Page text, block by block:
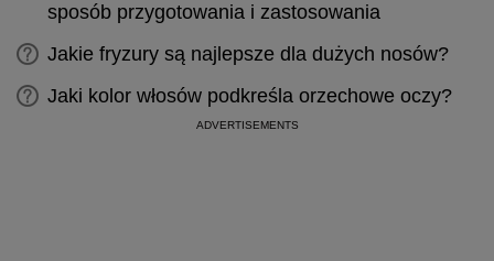
sposób przygotowania i zastosowania
Jakie fryzury są najlepsze dla dużych nosów?
Jaki kolor włosów podkreśla orzechowe oczy?